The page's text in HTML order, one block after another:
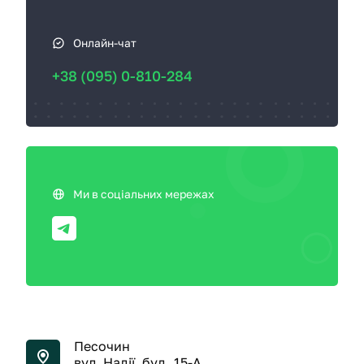
Онлайн-чат
+38 (095) 0-810-284
Ми в соціальних мережах
Песочин